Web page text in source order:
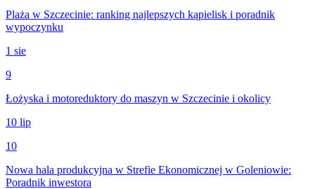
Plaża w Szczecinie: ranking najlepszych kąpielisk i poradnik
wypoczynku
1 sie
9
Łożyska i motoreduktory do maszyn w Szczecinie i okolicy
10 lip
10
Nowa hala produkcyjna w Strefie Ekonomicznej w Goleniowie:
Poradnik inwestora